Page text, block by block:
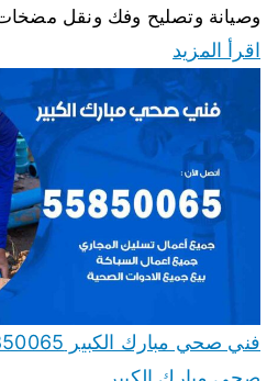
وصيانة وتصليح وفك ونقل
اقرأ المزيد